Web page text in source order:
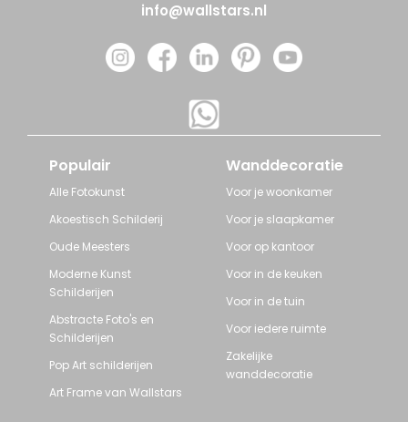
info@wallstars.nl
Populair
Alle Fotokunst
Akoestisch Schilderij
Oude Meesters
Moderne Kunst
Schilderijen
Abstracte Foto's en
Schilderijen
Pop Art schilderijen
Art Frame van Wallstars
Wanddecoratie
Voor je woonkamer
Voor je slaapkamer
Voor op kantoor
Voor in de keuken
Voor in de tuin
Voor iedere ruimte
Zakelijke
wanddecoratie